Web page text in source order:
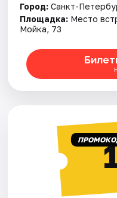
Рейтинги
Город: Санкт-
Площадка: Место
Мойка, 73